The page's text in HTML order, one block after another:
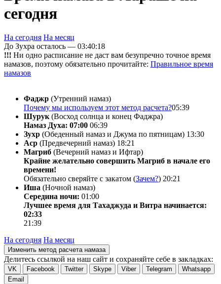
сегодня
На сегодня На месяц
До Зухра осталось — 03:40:18
!!! Ни одно расписание не даст вам безупречно точное время
намазов, поэтому обязательно прочитайте: Правильное время
намазов
Фаджр (Утренний намаз)
Почему мы используем этот метод расчета?05:39
Шурук (Восход солнца и конец Фаджра)
Намаз Духа: 07:00 06:39
Зухр (Обеденный намаз и Джума по пятницам) 13:30
Аср (Предвечерний намаз) 18:21
Магриб (Вечерний намаз и Ифтар)
Крайне желательно совершить Магриб в начале его
времени!
Обязательно сверяйте с закатом (Зачем?) 20:21
Иша (Ночной намаз)
Середина ночи: 01:00
Лучшее время для Тахаджуда и Витра начинается:
02:33
21:39
На сегодня На месяц
Изменить метод расчета намаза
Делитесь ссылкой на наш сайт и сохраняйте себе в закладках:
VK Facebook Twitter Skype Viber Telegram
Whatsapp
Email